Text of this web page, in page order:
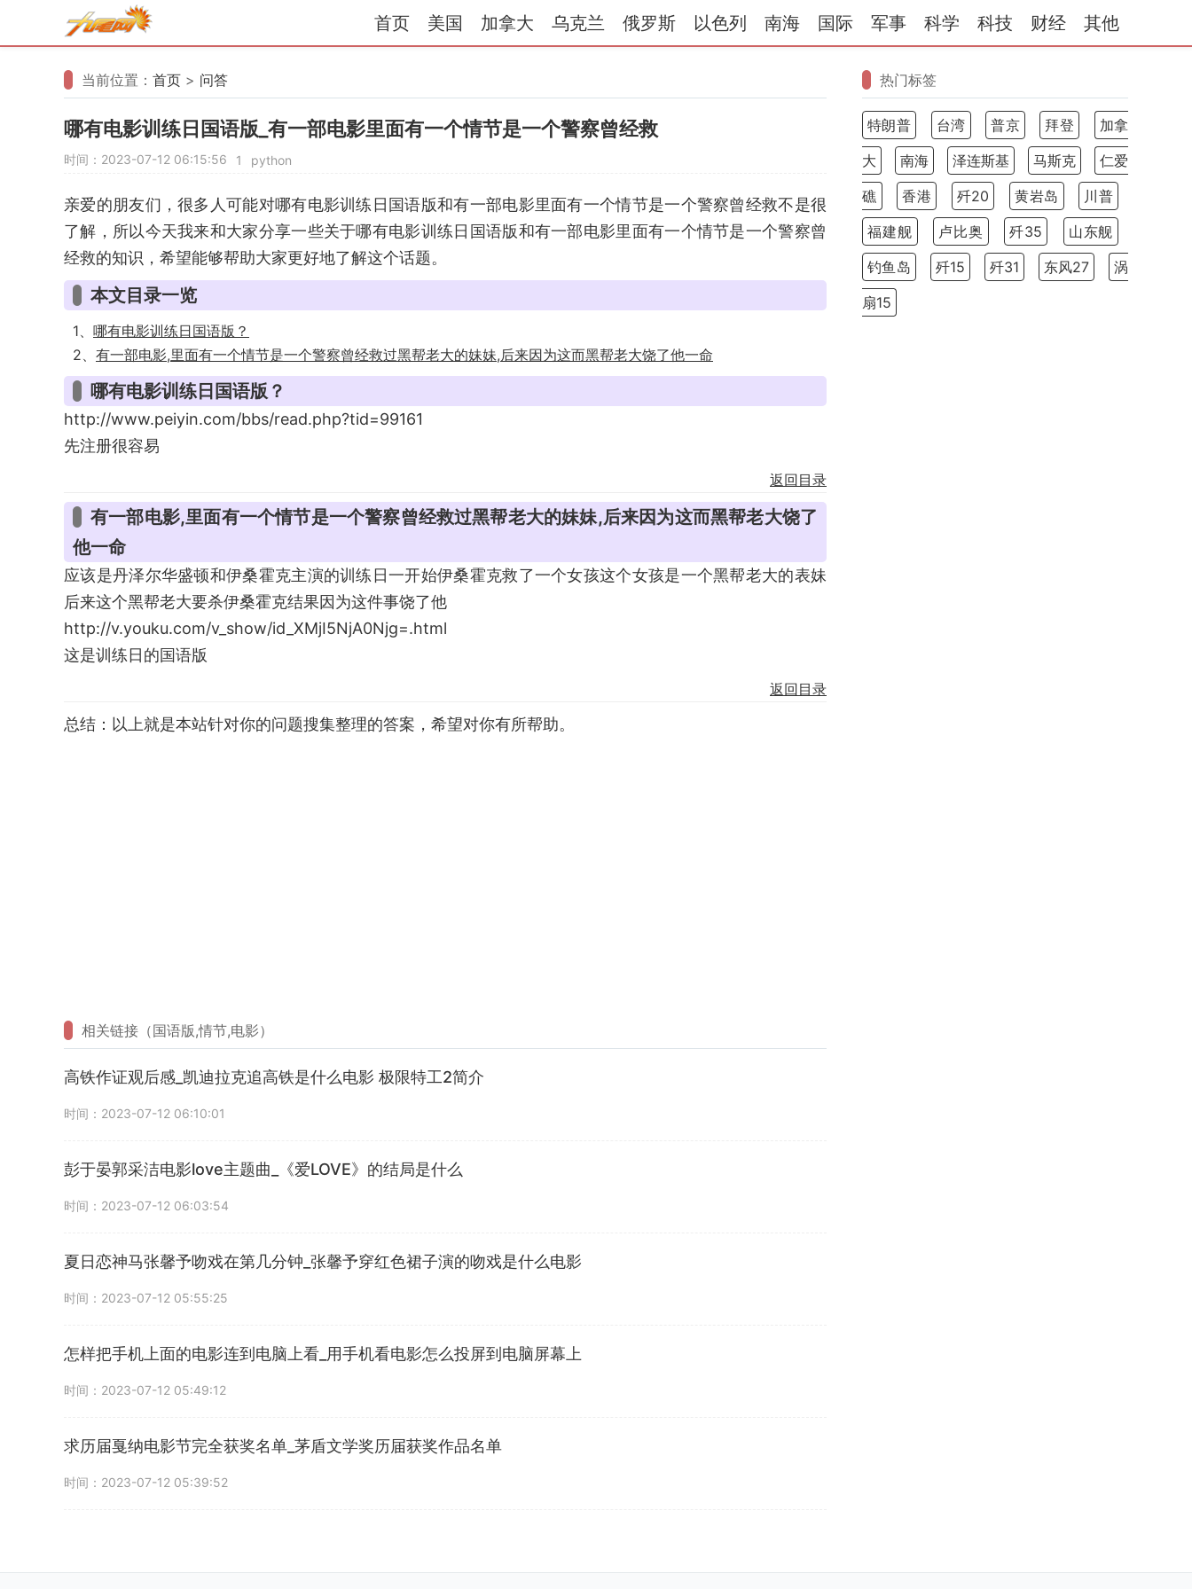
首页 美国 加拿大 乌克兰 俄罗斯 以色列 南海 国际 军事 科学 科技 财经 其他
当前位置： 首页 > 问答
哪有电影训练日国语版_有一部电影里面有一个情节是一个警察曾经救
时间：2023-07-12 06:15:56 1 python
亲爱的朋友们，很多人可能对哪有电影训练日国语版和有一部电影里面有一个情节是一个警察曾经救不是很
了解，所以今天我来和大家分享一些关于哪有电影训练日国语版和有一部电影里面有一个情节是一个警察曾
经救的知识，希望能够帮助大家更好地了解这个话题。
本文目录一览
1、 哪有电影训练日国语版？
2、 有一部电影,里面有一个情节是一个警察曾经救过黑帮老大的妹妹,后来因为这而黑帮老大饶了他一命
哪有电影训练日国语版？
http://www.peiyin.com/bbs/read.php?tid=99161
先注册很容易
返回目录
有一部电影,里面有一个情节是一个警察曾经救过黑帮老大的妹妹,后来因为这而黑帮老大饶了
他一命
应该是丹泽尔华盛顿和伊桑霍克主演的训练日一开始伊桑霍克救了一个女孩这个女孩是一个黑帮老大的表妹
后来这个黑帮老大要杀伊桑霍克结果因为这件事饶了他
http://v.youku.com/v_show/id_XMjI5NjA0Njg=.html
这是训练日的国语版
返回目录
总结：以上就是本站针对你的问题搜集整理的答案，希望对你有所帮助。
相关链接（国语版,情节,电影）
高铁作证观后感_凯迪拉克追高铁是什么电影 极限特工2简介
时间：2023-07-12 06:10:01
彭于晏郭采洁电影love主题曲_《爱LOVE》的结局是什么
时间：2023-07-12 06:03:54
夏日恋神马张馨予吻戏在第几分钟_张馨予穿红色裙子演的吻戏是什么电影
时间：2023-07-12 05:55:25
怎样把手机上面的电影连到电脑上看_用手机看电影怎么投屏到电脑屏幕上
时间：2023-07-12 05:49:12
求历届戛纳电影节完全获奖名单_茅盾文学奖历届获奖作品名单
时间：2023-07-12 05:39:52
热门标签
特朗普 台湾 普京 拜登
加拿
大
南海 泽连斯基 马斯克
仁爱
礁
香港 歼20 黄岩岛
川普
福建舰
卢比奥 歼35
山东舰
钓鱼岛
歼15 歼31 东风27
涡
扇15